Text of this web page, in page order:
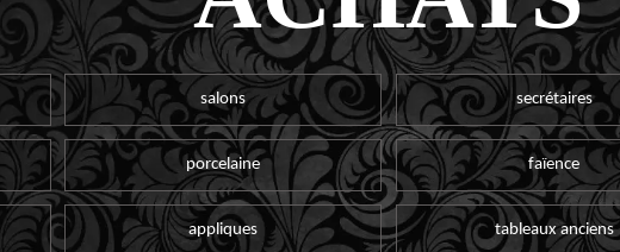
salons secrétaires
porcelaine faïence
appliques tableaux anciens